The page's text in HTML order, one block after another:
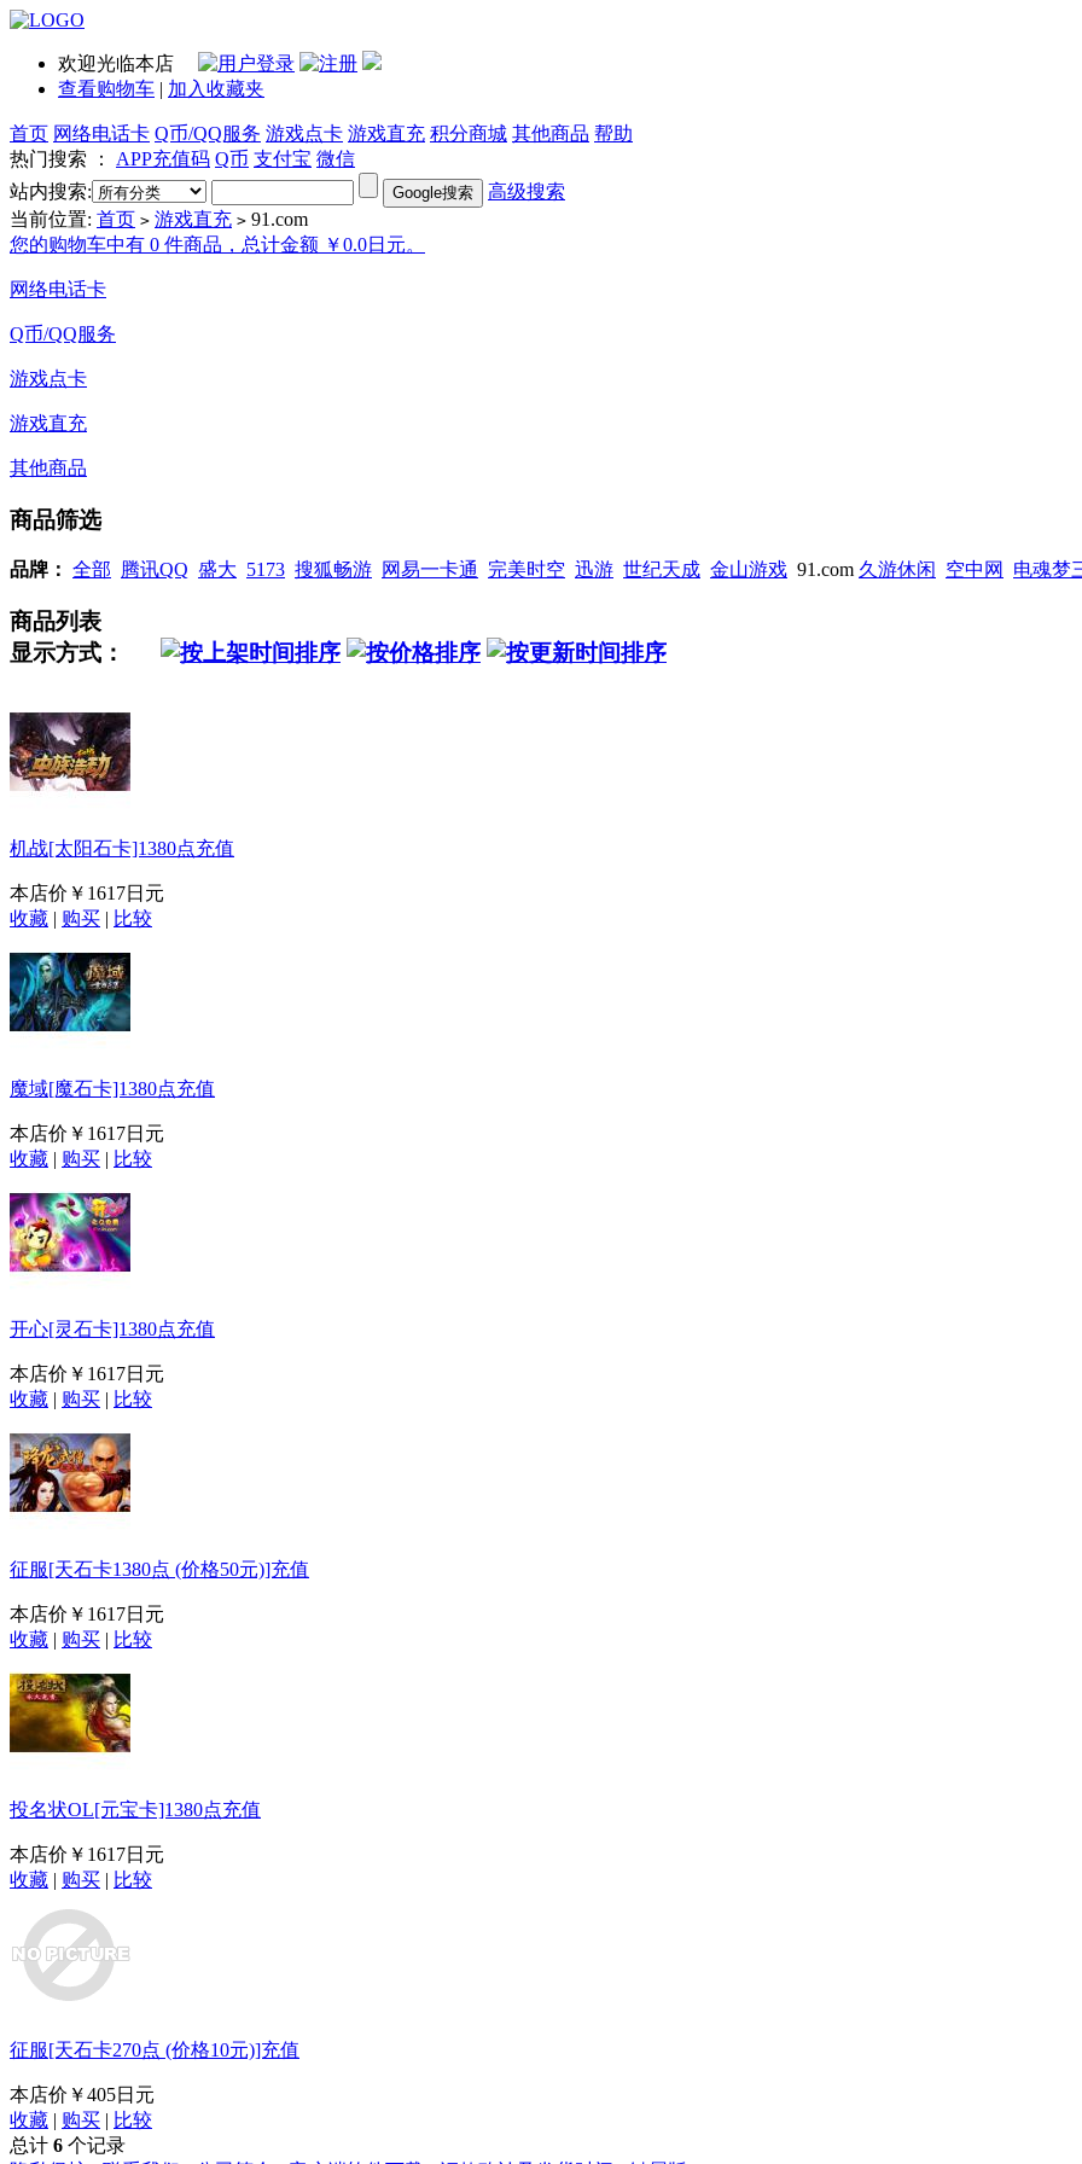
欢迎光临本店
查看购物车 | 加入收藏夹
首页 网络电话卡 Q币/QQ服务 游戏点卡 游戏直充 积分商城 其他商品 帮助
热门搜索 ： APP充值码 Q币 支付宝 微信
站内搜索:
高级搜索
当前位置: 首页 > 游戏直充 > 91.com
您的购物车中有 0 件商品，总计金额 ￥0.0日元。
网络电话卡
Q币/QQ服务
游戏点卡
游戏直充
其他商品
商品筛选
品牌： 全部 腾讯QQ 盛大 5173 搜狐畅游 网易一卡通 完美时空 迅游 世纪天成 金山游戏 91.com 久游休闲 空中网 电魂梦
商品列表
显示方式：
机战[太阳石卡]1380点充值
本店价 ￥1617日元
收藏 | 购买 | 比较
魔域[魔石卡]1380点充值
本店价 ￥1617日元
收藏 | 购买 | 比较
开心[灵石卡]1380点充值
本店价 ￥1617日元
收藏 | 购买 | 比较
征服[天石卡1380点 (价格50元)]充值
本店价 ￥1617日元
收藏 | 购买 | 比较
投名状OL[元宝卡]1380点充值
本店价 ￥1617日元
收藏 | 购买 | 比较
征服[天石卡270点 (价格10元)]充值
本店价 ￥405日元
收藏 | 购买 | 比较
总计 6 个记录